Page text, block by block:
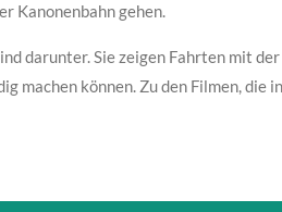
Kanonenbahn gehen.
darunter. Sie zeigen Fahrten mit
machen können. Zu den Filmen,